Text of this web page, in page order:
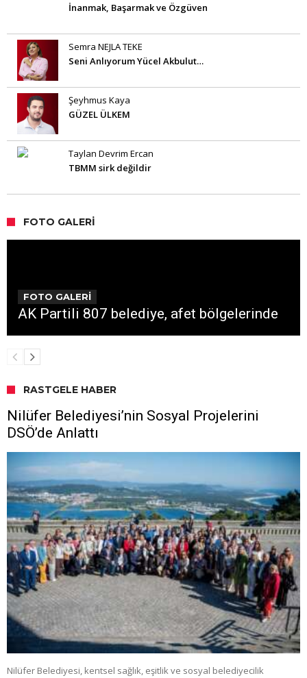
İnanmak, Başarmak ve Özgüven
Semra NEJLA TEKE
Seni Anlıyorum Yücel Akbulut…
Şeyhmus Kaya
GÜZEL ÜLKEM
Taylan Devrim Ercan
TBMM sirk değildir
FOTO GALERI
FOTO GALERİ
AK Partili 807 belediye, afet bölgelerinde
RASTGELE HABER
Nilüfer Belediyesi’nin Sosyal Projelerini
DSÖ’de Anlattı
Nilüfer Belediyesi, kentsel sağlık, eşitlik ve sosyal belediyecilik